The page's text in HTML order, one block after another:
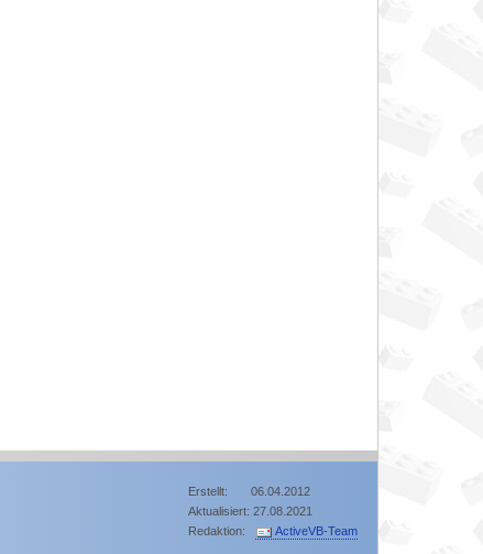
Erstellt: 06.04.2012
Aktualisiert: 27.08.2021
Redaktion:
ActiveVB-Team